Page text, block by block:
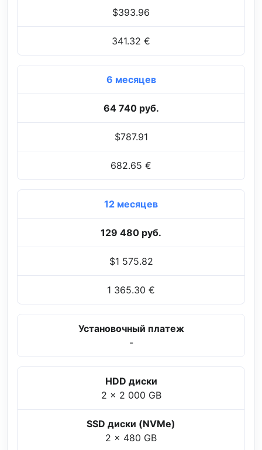
$393.96
341.32 €
6 месяцев
64 740 руб.
$787.91
682.65 €
12 месяцев
129 480 руб.
$1 575.82
1 365.30 €
Установочный платеж
-
HDD диски
2 x 2 000 GB
SSD диски (NVMe)
2 x 480 GB